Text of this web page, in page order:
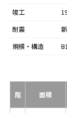
竣工
耐震
規模・構造
階 面積